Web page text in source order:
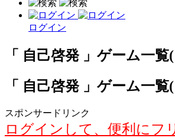
ログイン
「 自己啓発 」ゲーム一覧
「 自己啓発 」ゲーム一覧
スポンサードリンク
ログインして、便利にフ